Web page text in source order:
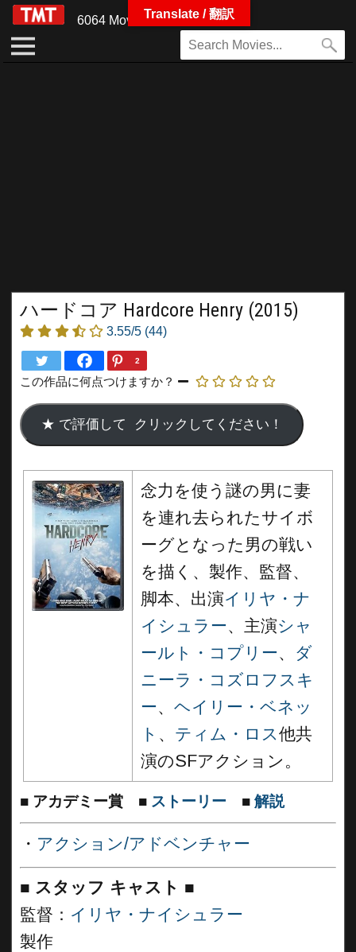
6064 Movies
ハードコア Hardcore Henry (2015)
3.55/5 (44)
2
この作品に何点つけますか？
念力を使う謎の男に妻
を連れ去られたサイボ
ーグとなった男の戦い
を描く、製作、監督、
脚本、出演イリヤ・ナ
イシュラー、主演シャ
ールト・コプリー、 ダ
ニーラ・コズロフスキ
ー、 ヘイリー・ベネッ
ト 、 ティム・ロス他共
演のSFアクション。
■ アカデミー賞 ■ ストーリー ■ 解説
・ アクション/アドベンチャー
■ スタッフ キャスト ■
監督： イリヤ・ナイシュラー
製作
Translate / 翻訳